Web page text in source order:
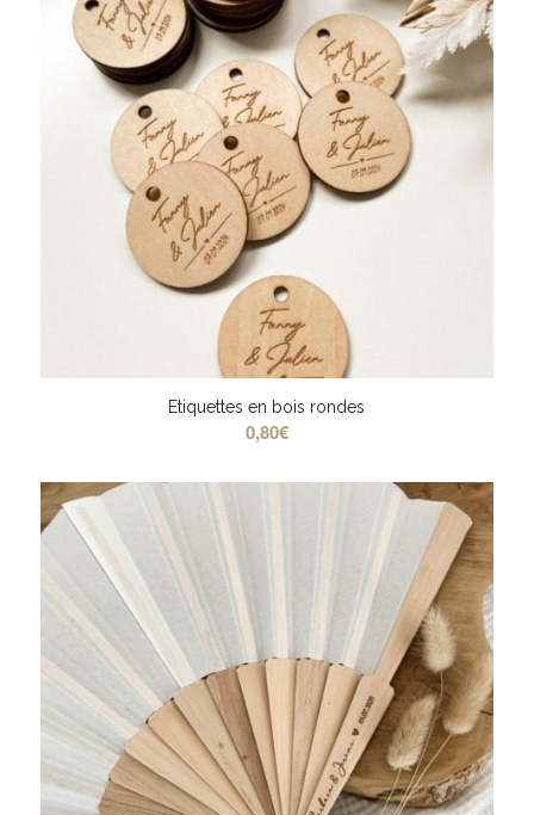
Etiquettes en bois rondes
0,80€